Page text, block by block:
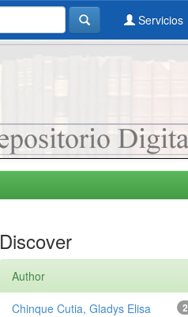
Servicios
Discover
Author
2
Chinque Cutia, Gladys Elisa